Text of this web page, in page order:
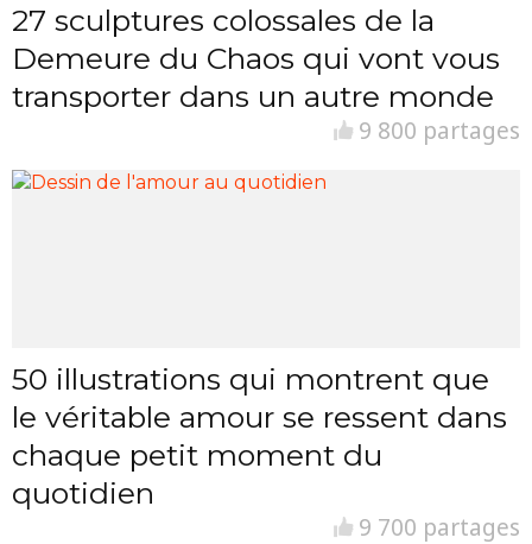
27 sculptures colossales de la
Demeure du Chaos qui vont vous
transporter dans un autre monde
9 800 partages
50 illustrations qui montrent que
le véritable amour se ressent dans
chaque petit moment du
quotidien
9 700 partages